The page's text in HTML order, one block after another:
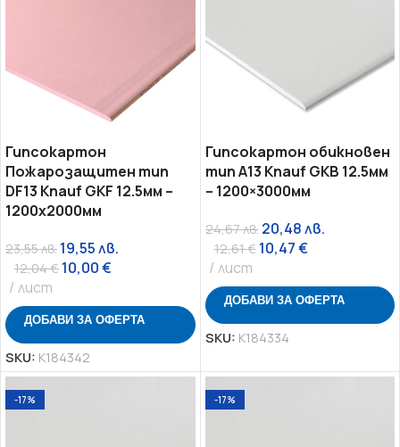
Гипсокартон
Пожарозащитен тип
DF13 Knauf GKF 12.5мм –
1200х2000мм
23,55лв. 19,55лв.
12,04€ 10,00€
лист
ДОБАВИ ЗА ОФЕРТА
SKU: K184342
Гипсокартон обикновен
тип A13 Knauf GKB 12.5мм
– 1200×3000мм
24,67лв. 20,48лв.
12,61€ 10,47€
лист
ДОБАВИ ЗА ОФЕРТА
SKU: K184334
-17% -17%